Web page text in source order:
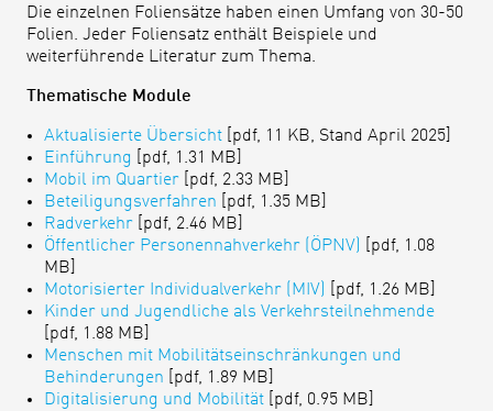
Die einzelnen Foliensätze haben einen Umfang von 30-50
Folien. Jeder Foliensatz enthält Beispiele und
weiterführende Literatur zum Thema.
Thematische Module
Aktualisierte Übersicht [pdf, 11 KB, Stand April 2025]
Einführung
[pdf, 1.31 MB]
Mobil im Quartier [pdf, 2.33 MB]
Beteiligungsverfahren [pdf, 1.35 MB]
Radverkehr [pdf, 2.46 MB]
Öffentlicher Personennahverkehr (ÖPNV)
[pdf, 1.08
MB]
Motorisierter Individualverkehr (MIV)
[pdf, 1.26 MB]
Kinder und Jugendliche als Verkehrsteilnehmende
[pdf, 1.88 MB]
Menschen mit Mobilitätseinschränkungen und
Behinderungen [pdf, 1.89 MB]
Digitalisierung und Mobilität [pdf, 0.95 MB]